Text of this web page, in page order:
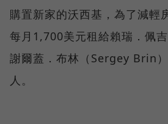
購置新家的沃西基，為了減輕
每月1,700美元租給賴瑞．佩
謝爾蓋．布林（Sergey Brin
人。